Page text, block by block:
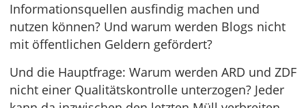
Informationsquellen ausfindig machen und
nutzen können? Und warum werden Blogs nicht
mit öffentlichen Geldern gefördert?
Und die Hauptfrage: Warum werden ARD und ZDF
nicht einer Qualitätskontrolle unterzogen? Jeder